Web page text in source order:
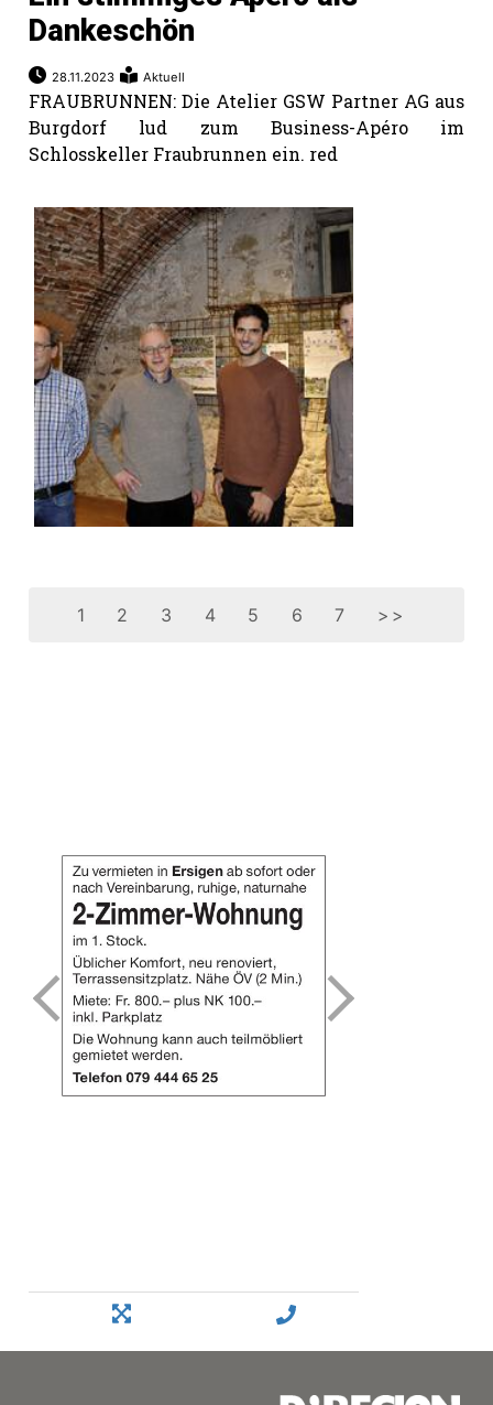
Dankeschön
28.11.2023 Aktuell
FRAUBRUNNEN: Die Atelier GSW Partner AG aus
Burgdorf lud zum Business-Apéro im
Schlosskeller Fraubrunnen ein. red
1 2 3 4 5 6 7 >>